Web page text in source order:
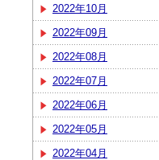
2022年10月
2022年09月
2022年08月
2022年07月
2022年06月
2022年05月
2022年04月